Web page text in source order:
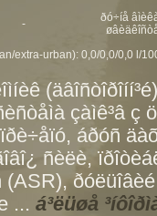
-
ðó÷íå
extra-urban): 0,0/0,0/0,0 l/
çàìê³â ç
áðóñ
ñèëè,
... á³ëüøå